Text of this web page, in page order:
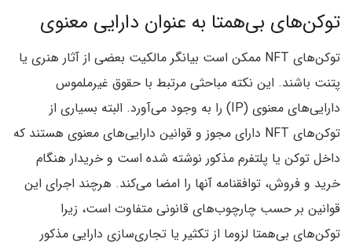
توکن‌های بی‌همتا به عنوان دارایی معنوی
توکن‌های NFT ممکن است بیانگر مالکیت بعضی از آثار هنری یا
پتنت باشند. این نکته مباحثی مرتبط با حقوق غیرملموس
دارایی‌های معنوی (IP) را به وجود می‌آورد. البته بسیاری از
توکن‌های NFT دارای مجوز و قوانین دارایی‌های معنوی هستند که
داخل توکن یا پلتفرم مذکور نوشته شده است و خریدار هنگام
خرید و فروش، توافقنامه آنها را امضا می‌کند. هرچند اجرای این
قوانین بر حسب چارچوب‌های قانونی متفاوت است، زیرا
توکن‌های بی‌همتا لزوما از تکثیر یا تجاری‌سازی دارایی مذکور